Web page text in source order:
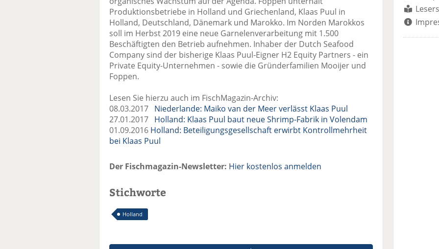
Produktionsbetriebe in Holland und Griechenland, Klaas Puul in
Holland, Deutschland, Dänemark und Marokko. Im Norden Marokkos
soll im Herbst 2019 eine neue Garnelenverarbeitung mit 1.500
Beschäftigten den Betrieb aufnehmen. Inhaber der Dutch Seafood
Company sind der bisherige Klaas Puul-Eigner H2 Equity Partners - ein
Private Equity-Unternehmen - sowie die Gründerfamilien Mooijer und
Foppen.
Lesen Sie hierzu auch im FischMagazin-Archiv:
08.03.2017 Niederlande: Maiko van der Meer verlässt Klaas Puul
27.01.2017 Holland: Klaas Puul baut neue Shrimp-Fabrik in Volendam
01.09.2016 Holland: Beteiligungsgesellschaft erwirbt Kontrollmehrheit
bei Klaas Puul
Der Fischmagazin-Newsletter: Hier kostenlos anmelden
Stichworte
Holland